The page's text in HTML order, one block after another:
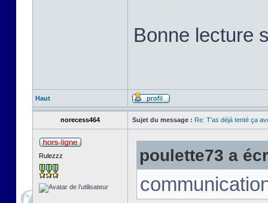
Bonne lecture
Haut
norecess464 Sujet du message : Re: T'as déjà tenté ça
Rulezzz poulette73 a